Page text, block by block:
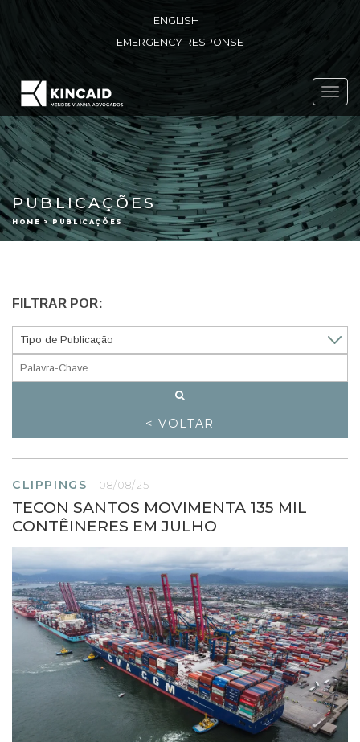
ENGLISH
EMERGENCY RESPONSE
PUBLICAÇÕES
HOME > PUBLICAÇÕES
FILTRAR POR:
< VOLTAR
CLIPPINGS -08/08/25
TECON SANTOS MOVIMENTA 135 MIL
CONTÊINERES EM JULHO